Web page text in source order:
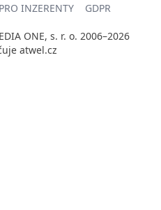
PRO INZERENTY GDPR
ONE, s. r. o. 2006–2026